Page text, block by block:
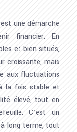
une démarche
financier. En
et bien situés,
croissante, mais
aux fluctuations
la fois stable et
élevé, tout en
C’est un
long terme, tout